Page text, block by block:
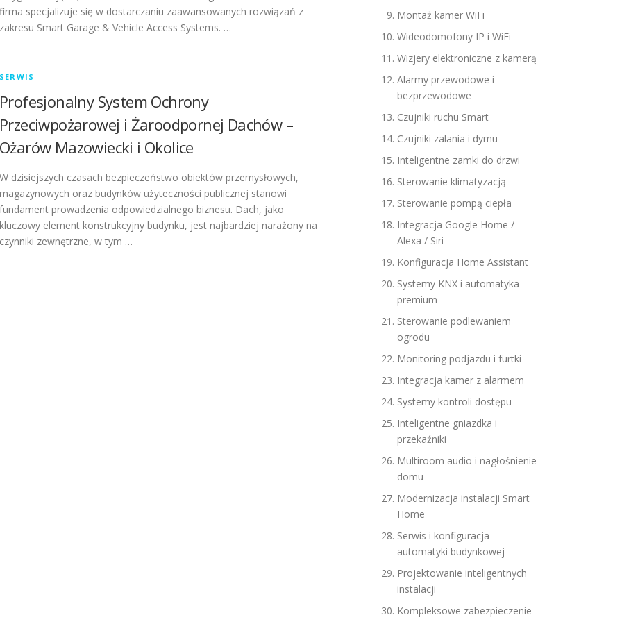
firma specjalizuje się w dostarczaniu zaawansowanych rozwiązań z
zakresu Smart Garage & Vehicle Access Systems. …
SERWIS
Profesjonalny System Ochrony
Przeciwpożarowej i Żaroodpornej Dachów –
Ożarów Mazowiecki i Okolice
W dzisiejszych czasach bezpieczeństwo obiektów przemysłowych,
magazynowych oraz budynków użyteczności publicznej stanowi
fundament prowadzenia odpowiedzialnego biznesu. Dach, jako
kluczowy element konstrukcyjny budynku, jest najbardziej narażony na
czynniki zewnętrzne, w tym …
Montaż kamer WiFi
Wideodomofony IP i WiFi
Wizjery elektroniczne z kamerą
Alarmy przewodowe i
bezprzewodowe
Czujniki ruchu Smart
Czujniki zalania i dymu
Inteligentne zamki do drzwi
Sterowanie klimatyzacją
Sterowanie pompą ciepła
Integracja Google Home /
Alexa / Siri
Konfiguracja Home Assistant
Systemy KNX i automatyka
premium
Sterowanie podlewaniem
ogrodu
Monitoring podjazdu i furtki
Integracja kamer z alarmem
Systemy kontroli dostępu
Inteligentne gniazdka i
przekaźniki
Multiroom audio i nagłośnienie
domu
Modernizacja instalacji Smart
Home
Serwis i konfiguracja
automatyki budynkowej
Projektowanie inteligentnych
instalacji
Kompleksowe zabezpieczenie